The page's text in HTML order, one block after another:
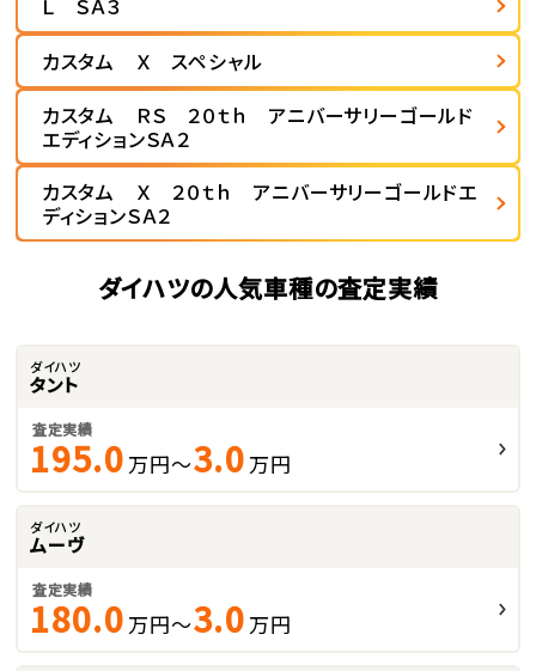
Ｌ ＳＡ３
カスタム Ｘ スペシャル
カスタム ＲＳ ２０ｔｈ アニバーサリーゴールド
エディションＳＡ２
カスタム Ｘ ２０ｔｈ アニバーサリーゴールドエ
ディションＳＡ２
ダイハツの人気車種の査定実績
ダイハツ
タント
査定実績
195.0 万円～3.0 万円
ダイハツ
ムーヴ
査定実績
180.0 万円～3.0 万円